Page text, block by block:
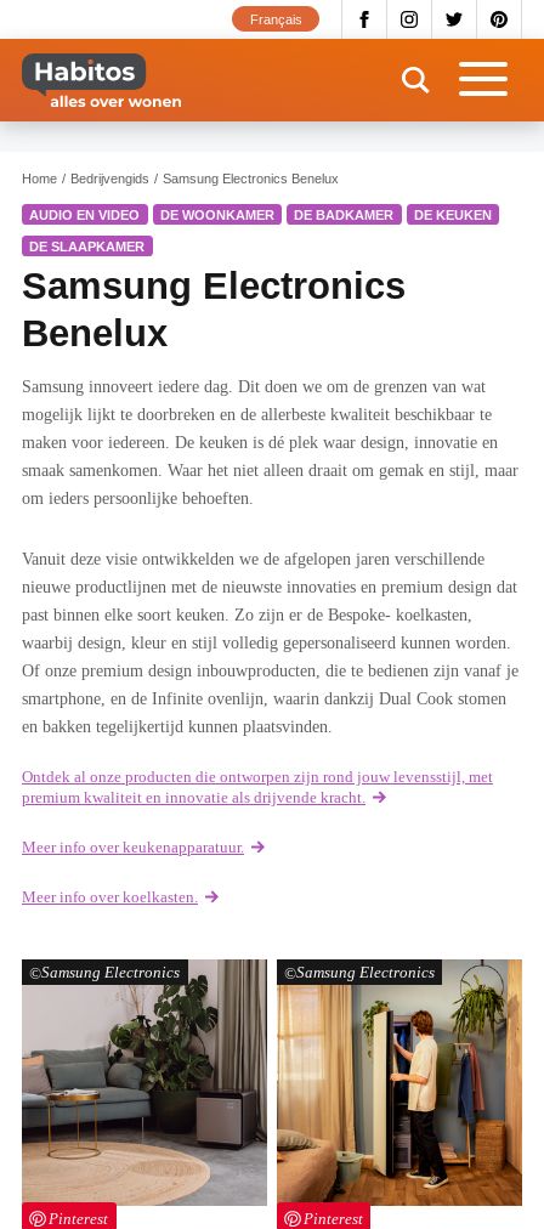
naar
inhoud
gaan
Français
Home Bedrijvengids Samsung Electronics Benelux
AUDIO EN VIDEO DE WOONKAMER DE BADKAMER DE KEUKEN
DE SLAAPKAMER
Samsung Electronics
Benelux
Samsung innoveert iedere dag. Dit doen we om de grenzen van wat
mogelijk lijkt te doorbreken en de allerbeste kwaliteit beschikbaar te
maken voor iedereen. De keuken is dé plek waar design, innovatie en
smaak samenkomen. Waar het niet alleen draait om gemak en stijl, maar
om ieders persoonlijke behoeften.
Vanuit deze visie ontwikkelden we de afgelopen jaren verschillende
nieuwe productlijnen met de nieuwste innovaties en premium design dat
past binnen elke soort keuken. Zo zijn er de Bespoke- koelkasten,
waarbij design, kleur en stijl volledig gepersonaliseerd kunnen worden.
Of onze premium design inbouwproducten, die te bedienen zijn vanaf je
smartphone, en de Infinite ovenlijn, waarin dankzij Dual Cook stomen
en bakken tegelijkertijd kunnen plaatsvinden.
Ontdek al onze producten die ontworpen zijn rond jouw levensstijl, met
premium kwaliteit en innovatie als drijvende kracht.
Meer info over keukenapparatuur.
Meer info over koelkasten.
Samsung Electronics
Pinterest
Samsung Electronics
Pinterest